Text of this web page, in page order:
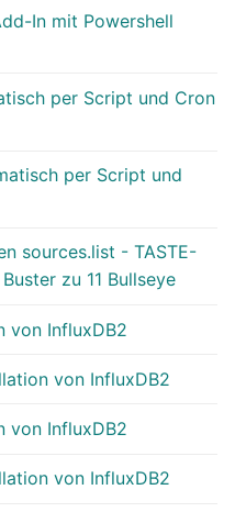
In mit Powershell
per Script und Cron
per Script und
sources.list - TASTE-
zu 11 Bullseye
von InfluxDB2
von InfluxDB2
von InfluxDB2
von InfluxDB2